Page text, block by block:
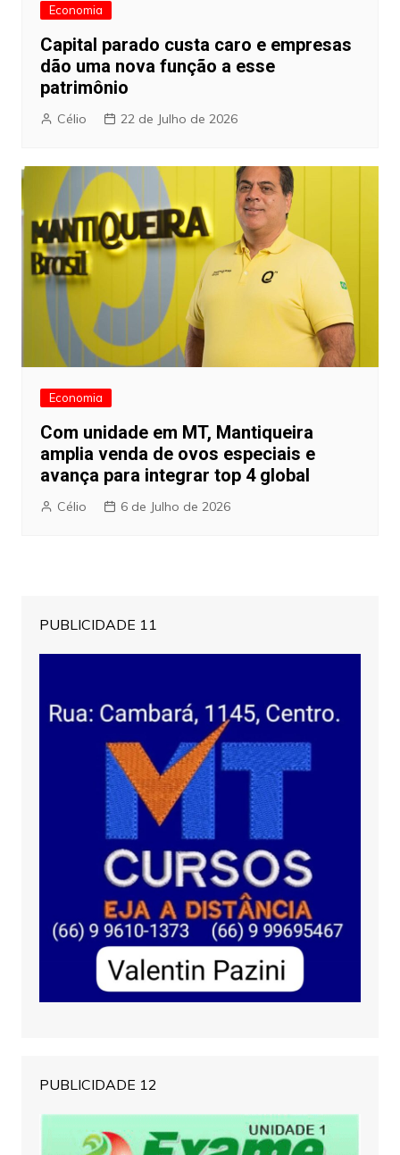
Economia
Capital parado custa caro e empresas
dão uma nova função a esse
patrimônio
Célio 22 de Julho de 2026
Economia
Com unidade em MT, Mantiqueira
amplia venda de ovos especiais e
avança para integrar top 4 global
Célio 6 de Julho de 2026
PUBLICIDADE 11
PUBLICIDADE 12